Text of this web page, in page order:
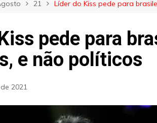
21 Líder do Kiss pede para
pede para
e não políticos
2021